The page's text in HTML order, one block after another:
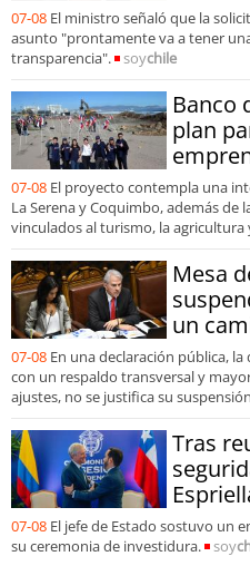
07-08 El ministro señaló que la
asunto "prontamente va a tener
transparencia".
soychile
Banco
plan
07-08 El proyecto contempla una
La Serena y Coquimbo, además
vinculados al turismo, la
Mesa
un
07-08 En una declaración pública,
con un respaldo transversal y
ajustes, no se justifica su
Tras
07-08 El jefe de Estado sostuvo un
su ceremonia de investidura.
soy